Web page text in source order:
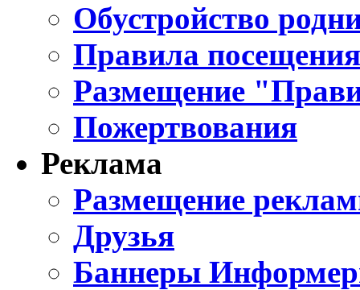
Обустройство
Правила
Размещение
Пожертвования
Реклама
Размещение
Друзья
Баннеры